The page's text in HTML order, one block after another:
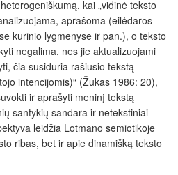
kai „vidinė teksto
aprašoma (eilėdaros
kūrinio lygmenyse ir pan.), o teksto
negalima, nes jie aktualizuojami
čia susiduria rašiusio tekstą
intencijomis)“ (Žukas 1986: 20),
ir aprašyti meninį tekstą
santykių sandara ir netekstiniai
leidžia Lotmano semiotikoje
ribas, bet ir apie dinamišką teksto